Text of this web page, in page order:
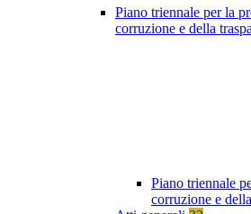
Piano triennale per la
corruzione e della
Piano triennale
corruzione e